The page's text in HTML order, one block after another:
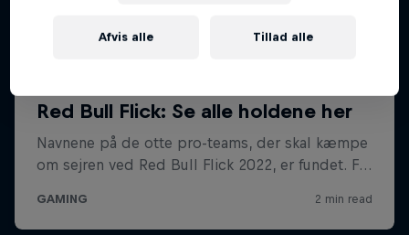
Afvis alle Tillad alle